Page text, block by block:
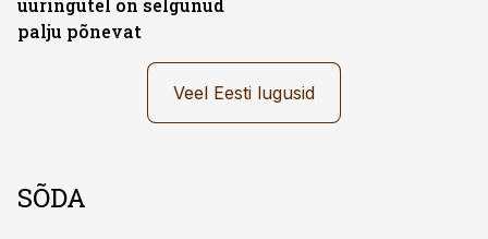
uuringutel on selgunud
palju põnevat
Veel Eesti lugusid
SÕDA